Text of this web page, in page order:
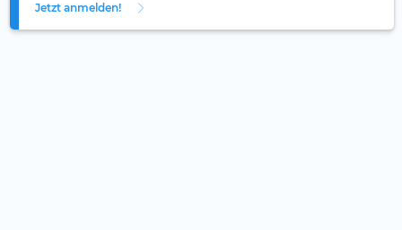
Jetzt anmelden!